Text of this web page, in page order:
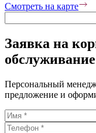
Смотреть на карте
Заявка на
обслуживание
Персональный
предложение и